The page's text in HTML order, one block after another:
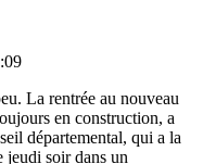
La rentrée au nouveau
en construction, a
départemental, qui a la
jeudi soir dans un